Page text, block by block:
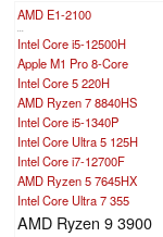
AMD E1-2100
...
Intel Core i5-12500H
Apple M1 Pro 8-Core
Intel Core 5 220H
AMD Ryzen 7 8840HS
Intel Core i5-1340P
Intel Core Ultra 5 125H
Intel Core i7-12700F
AMD Ryzen 5 7645HX
Intel Core Ultra 7 355
AMD Ryzen 9 3900